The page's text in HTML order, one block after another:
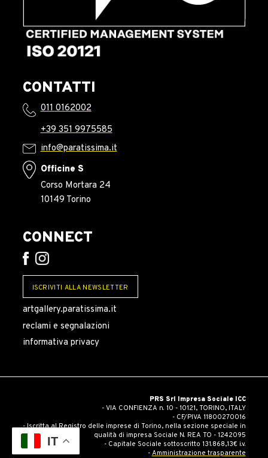
CONTATTI
011 0162002
+39 351 9975585
info@paratissima.it
Officine S
Corso Mortara 24
10149 Torino
CONNECT
ISCRIVITI ALLA NEWSLETTER
artgallery.paratissima.it
reclami e segnalazioni
informativa privacy
PRS Srl Impresa Sociale ICC
- VIA CONFIENZA n. 10 - 10121, TORINO, ITALY
- CF/PIVA 11800270016
- Iscritta al Registro delle imprese di Torino, nella sezione speciale in
qualità di impresa Sociale N. REA TO - 1242095
- Capitale Sociale sottoscritto 131.868,13€ i.v.
- Amministrazione trasparente
IT